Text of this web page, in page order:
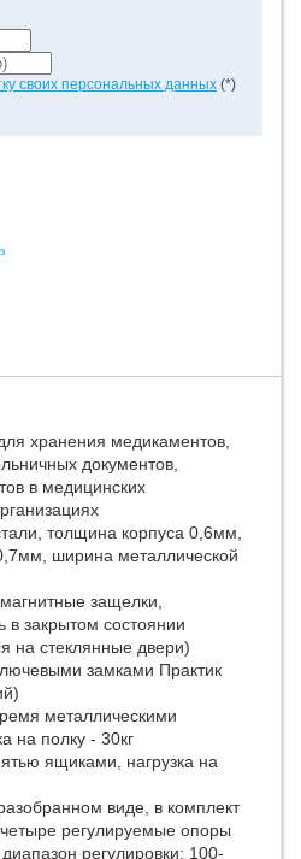
своих персональных данных (*)
хранения медикаментов,
документов,
в медицинских
толщина корпуса 0,6мм,
ширина металлической
защелки,
в закрытом состоянии
на стеклянные двери)
замками Практик
металлическими
на полку - 30кг
ящиками, нагрузка на
виде, в комплект
четыре регулируемые опоры
регулировки: 100-